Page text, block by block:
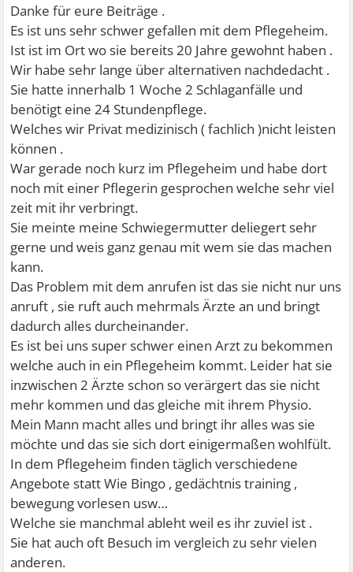
Danke für eure Beiträge .
Es ist uns sehr schwer gefallen mit dem Pflegeheim.
Ist ist im Ort wo sie bereits 20 Jahre gewohnt haben .
Wir habe sehr lange über alternativen nachdedacht .
Sie hatte innerhalb 1 Woche 2 Schlaganfälle und
benötigt eine 24 Stundenpflege.
Welches wir Privat medizinisch ( fachlich )nicht leisten
können .
War gerade noch kurz im Pflegeheim und habe dort
noch mit einer Pflegerin gesprochen welche sehr viel
zeit mit ihr verbringt.
Sie meinte meine Schwiegermutter deliegert sehr
gerne und weis ganz genau mit wem sie das machen
kann.
Das Problem mit dem anrufen ist das sie nicht nur uns
anruft , sie ruft auch mehrmals Ärzte an und bringt
dadurch alles durcheinander.
Es ist bei uns super schwer einen Arzt zu bekommen
welche auch in ein Pflegeheim kommt. Leider hat sie
inzwischen 2 Ärzte schon so verärgert das sie nicht
mehr kommen und das gleiche mit ihrem Physio.
Mein Mann macht alles und bringt ihr alles was sie
möchte und das sie sich dort einigermaßen wohlfült.
In dem Pflegeheim finden täglich verschiedene
Angebote statt Wie Bingo , gedächtnis training ,
bewegung vorlesen usw…
Welche sie manchmal ableht weil es ihr zuviel ist .
Sie hat auch oft Besuch im vergleich zu sehr vielen
anderen.